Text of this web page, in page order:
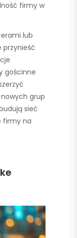
firmy w
lub
przynieść
gościnne
grup
sieć
firmy na